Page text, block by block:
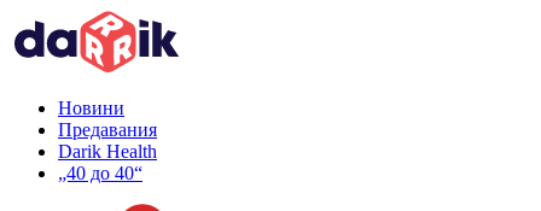
Новини
Предавания
Darik Health
„40 до 40“